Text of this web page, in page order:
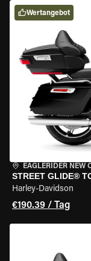
EAGLERIDER NEW
STREET GLIDE®
Harley-Davidson
€190.39 / Tag
Wertangebot